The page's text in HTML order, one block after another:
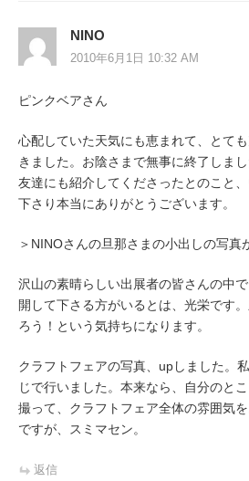
NINO
2010年6月1日 10:32 AM
ピンクベアさん
心配していた天気にも恵まれて、とて
きました。お陰さまで無事に終了しま
友達にも紹介してくださったとのこと
下さり本当にありがとうございます。
＞NINOさんの旦那さまの小出しの写真
沢山の素晴らしい出展者の皆さんの中
開して下さる方がいるとは、光栄です
ろう！という気持ちになります。
クラフトフェアの写真、upしました。
じで行いました。本来なら、自分のと
撮って、クラフトフェア全体の雰囲気
ですが、スミマセン。
返信